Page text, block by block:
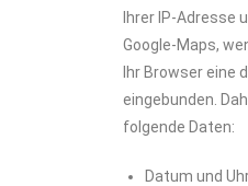
Ihrer IP-Adresse
Google-Maps,
Ihr Browser eine
eingebunden.
folgende Daten:
Datum und